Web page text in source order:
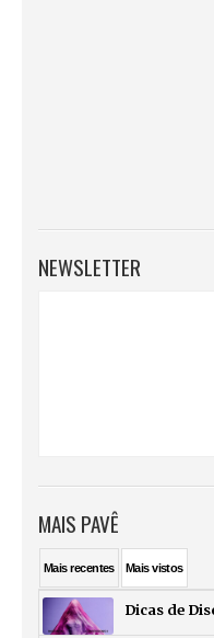
NEWSLETTER
MAIS PAVÊ
Maisrecentes Maisvistos
Dicas de